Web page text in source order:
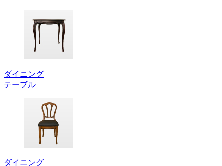
ダイニング
テーブル
ダイニング